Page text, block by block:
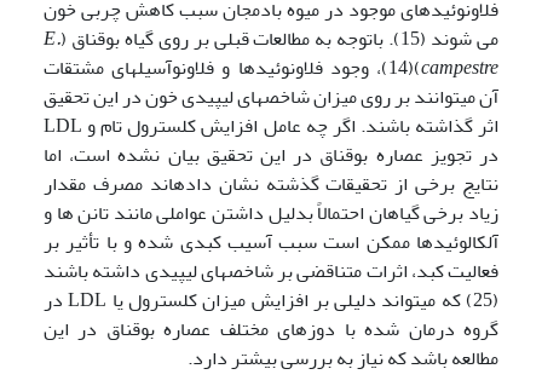
فلاونوئیدهای موجود در میوه بادمجان سبب کاهش چربی خون
می شوند (15). باتوجه به مطالعات قبلی بر روی گیاه بوقناق (
E.
campestre
)(14)، وجود فلاونوئیدها و فلاونوآسیل­های مشتقات
آن می­توانند بر روی میزان شاخص­های لیپیدی خون در این تحقیق
اثر گذاشته باشند. اگر چه عامل افزایش کلسترول تام و LDL
در تجویز عصاره بوقناق در این تحقیق بیان نشده است، اما
نتایج برخی از تحقیقات گذشته نشان داده­اند مصرف مقدار
زیاد برخی گیاهان احتمالاً بدلیل داشتن عواملی مانند تانن ها و
آلکالوئیدها ممکن است سبب آسیب کبدی شده و با تأثیر بر
فعالیت کبد، اثرات متناقضی بر شاخص­های لیپیدی داشته باشند
(25) که می­تواند دلیلی بر افزایش میزان کلسترول یا LDL در
گروه درمان شده با دوزهای مختلف عصاره بوقناق در این
مطالعه باشد که نیاز به بررسی بیشتر دارد.